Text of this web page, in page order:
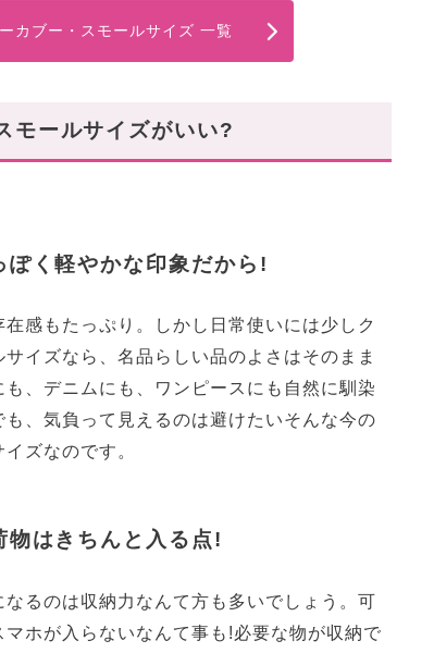
カブー・スモールサイズ 一覧
モールサイズがいい?
く軽やかな印象だから!
感もたっぷり。しかし日常使いには少しク
イズなら、名品らしい品のよさはそのまま
、デニムにも、ワンピースにも自然に馴染
、気負って見えるのは避けたいそんな今の
ズなのです。
はきちんと入る点!
るのは収納力なんて方も多いでしょう。可
ホが入らないなんて事も!必要な物が収納で